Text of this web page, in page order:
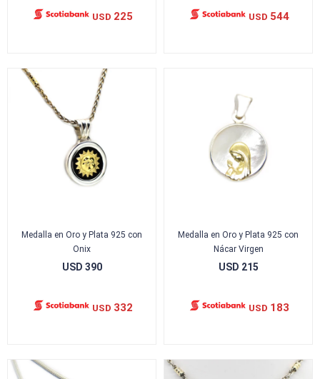
USD 225 USD 544
Medalla en Oro y Plata 925 con
Onix
USD 390
USD 332
Medalla en Oro y Plata 925 con
Nácar Virgen
USD 215
USD 183